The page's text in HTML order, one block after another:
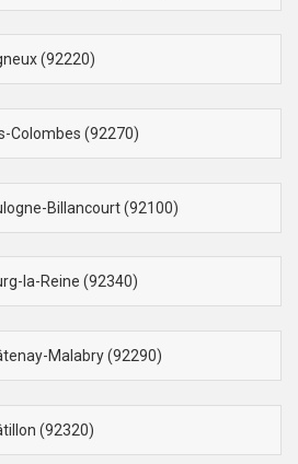
(92220)
Colombes (92270)
Billancourt (92100)
la-Reine (92340)
Malabry (92290)
(92320)